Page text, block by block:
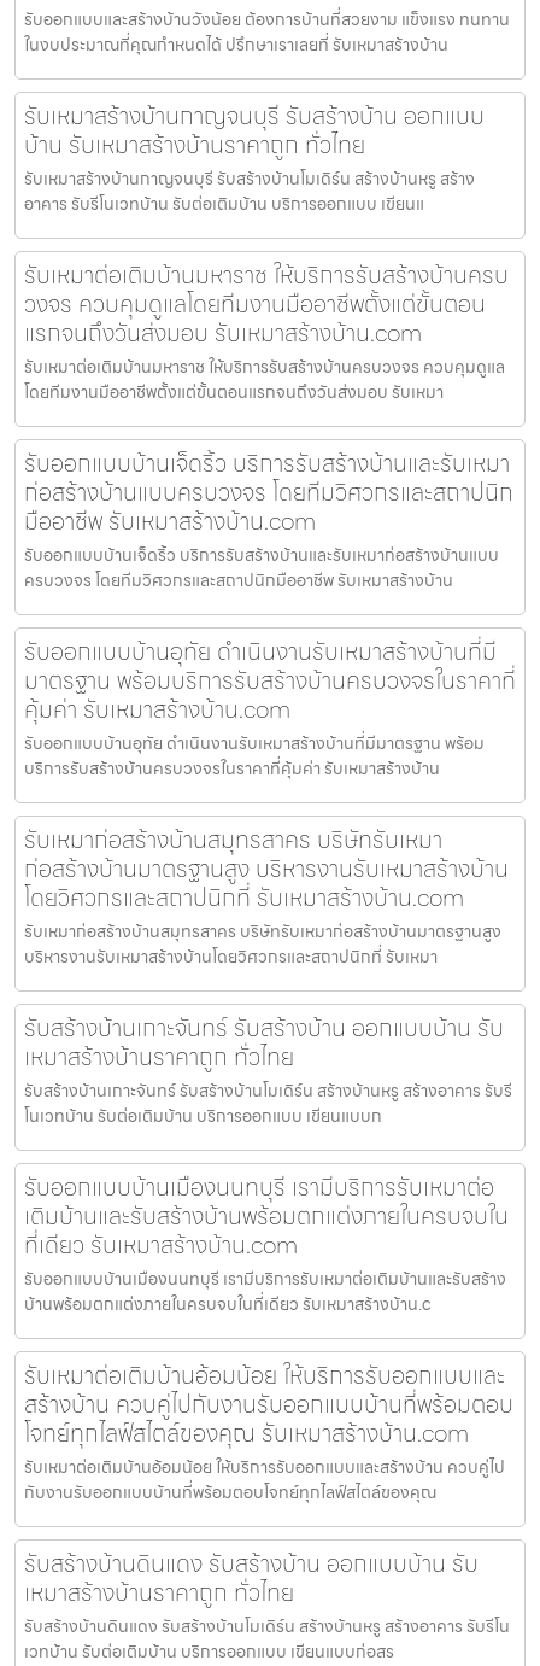
รับออกแบบและสร้างบ้านวังน้อย ต้องการบ้านที่สวยงาม แข็งแรง ทนทาน
ในงบประมาณที่คุณกำหนดได้ ปรึกษาเราเลยที่ รับเหมาสร้างบ้าน
รับเหมาสร้างบ้านกาญจนบุรี รับสร้างบ้าน ออกแบบ
บ้าน รับเหมาสร้างบ้านราคาถูก ทั่วไทย
รับเหมาสร้างบ้านกาญจนบุรี รับสร้างบ้านโมเดิร์น สร้างบ้านหรู สร้าง
อาคาร รับรีโนเวทบ้าน รับต่อเติมบ้าน บริการออกแบบ เขียนแ
รับเหมาต่อเติมบ้านมหาราช ให้บริการรับสร้างบ้านครบ
วงจร ควบคุมดูแลโดยทีมงานมืออาชีพตั้งแต่ขั้นตอน
แรกจนถึงวันส่งมอบ รับเหมาสร้างบ้าน.com
รับเหมาต่อเติมบ้านมหาราช ให้บริการรับสร้างบ้านครบวงจร ควบคุมดูแล
โดยทีมงานมืออาชีพตั้งแต่ขั้นตอนแรกจนถึงวันส่งมอบ รับเหมา
รับออกแบบบ้านเจ็ดริ้ว บริการรับสร้างบ้านและรับเหมา
ก่อสร้างบ้านแบบครบวงจร โดยทีมวิศวกรและสถาปนิก
มืออาชีพ รับเหมาสร้างบ้าน.com
รับออกแบบบ้านเจ็ดริ้ว บริการรับสร้างบ้านและรับเหมาก่อสร้างบ้านแบบ
ครบวงจร โดยทีมวิศวกรและสถาปนิกมืออาชีพ รับเหมาสร้างบ้าน
รับออกแบบบ้านอุทัย ดำเนินงานรับเหมาสร้างบ้านที่มี
มาตรฐาน พร้อมบริการรับสร้างบ้านครบวงจรในราคาที่
คุ้มค่า รับเหมาสร้างบ้าน.com
รับออกแบบบ้านอุทัย ดำเนินงานรับเหมาสร้างบ้านที่มีมาตรฐาน พร้อม
บริการรับสร้างบ้านครบวงจรในราคาที่คุ้มค่า รับเหมาสร้างบ้าน
รับเหมาก่อสร้างบ้านสมุทรสาคร บริษัทรับเหมา
ก่อสร้างบ้านมาตรฐานสูง บริหารงานรับเหมาสร้างบ้าน
โดยวิศวกรและสถาปนิกที่ รับเหมาสร้างบ้าน.com
รับเหมาก่อสร้างบ้านสมุทรสาคร บริษัทรับเหมาก่อสร้างบ้านมาตรฐานสูง
บริหารงานรับเหมาสร้างบ้านโดยวิศวกรและสถาปนิกที่ รับเหมา
รับสร้างบ้านเกาะจันทร์ รับสร้างบ้าน ออกแบบบ้าน รับ
เหมาสร้างบ้านราคาถูก ทั่วไทย
รับสร้างบ้านเกาะจันทร์ รับสร้างบ้านโมเดิร์น สร้างบ้านหรู สร้างอาคาร รับรี
โนเวทบ้าน รับต่อเติมบ้าน บริการออกแบบ เขียนแบบก
รับออกแบบบ้านเมืองนนทบุรี เรามีบริการรับเหมาต่อ
เติมบ้านและรับสร้างบ้านพร้อมตกแต่งภายในครบจบใน
ที่เดียว รับเหมาสร้างบ้าน.com
รับออกแบบบ้านเมืองนนทบุรี เรามีบริการรับเหมาต่อเติมบ้านและรับสร้าง
บ้านพร้อมตกแต่งภายในครบจบในที่เดียว รับเหมาสร้างบ้าน.c
รับเหมาต่อเติมบ้านอ้อมน้อย ให้บริการรับออกแบบและ
สร้างบ้าน ควบคู่ไปกับงานรับออกแบบบ้านที่พร้อมตอบ
โจทย์ทุกไลฟ์สไตล์ของคุณ รับเหมาสร้างบ้าน.com
รับเหมาต่อเติมบ้านอ้อมน้อย ให้บริการรับออกแบบและสร้างบ้าน ควบคู่ไป
กับงานรับออกแบบบ้านที่พร้อมตอบโจทย์ทุกไลฟ์สไตล์ของคุณ
รับสร้างบ้านดินแดง รับสร้างบ้าน ออกแบบบ้าน รับ
เหมาสร้างบ้านราคาถูก ทั่วไทย
รับสร้างบ้านดินแดง รับสร้างบ้านโมเดิร์น สร้างบ้านหรู สร้างอาคาร รับรีโน
เวทบ้าน รับต่อเติมบ้าน บริการออกแบบ เขียนแบบก่อสร